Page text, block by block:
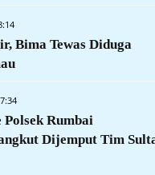
Bima Tewas Diduga
Rumbai
Dijemput Tim